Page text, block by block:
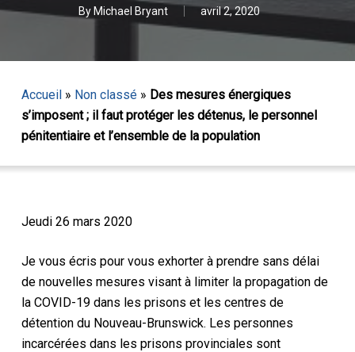
By Michael Bryant avril 2, 2020
Accueil» Non classé» Des mesures énergiques
s’imposent ; il faut protéger les détenus, le personnel
pénitentiaire et l’ensemble de la population
Jeudi 26 mars 2020
Je vous écris pour vous exhorter à prendre sans délai
de nouvelles mesures visant à limiter la propagation de
la COVID-19 dans les prisons et les centres de
détention du Nouveau-Brunswick. Les personnes
incarcérées dans les prisons provinciales sont